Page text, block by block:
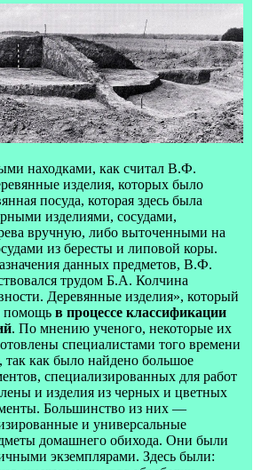
находками, как считал В.Ф.
изделия, которых было
посуда, которая здесь была
изделиями, сосудами,
вручную, либо выточенными на
из бересты и липовой коры.
данных предметов, В.Ф.
трудом Б.А. Колчина
Деревянные изделия», который
помощь в процессе классификации
. По мнению ученого, некоторые их
специалистами того времени
как было найдено большое
специализированных для работ
и изделия из черных и цветных
Большинство из них —
и универсальные
домашнего обихода. Они были
экземплярами. Здесь были: